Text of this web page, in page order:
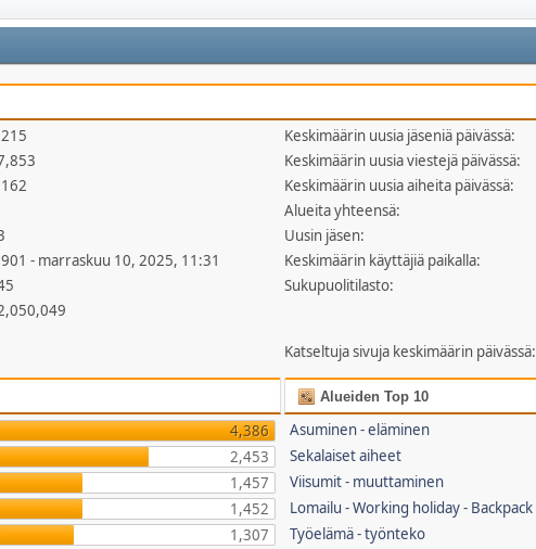
- marraskuu 10, 2025, 11:31
Keskimäärin uusia jäseniä päivässä:
Keskimäärin uusia viestejä päivässä:
Keskimäärin uusia aiheita päivässä:
Alueita yhteensä:
Uusin jäsen:
Keskimäärin käyttäjiä paikalla:
Sukupuolitilasto:
Katseltuja sivuja keskimäärin päivässä:
4,386
2,453
1,457
1,452
1,307
Alueiden Top 10
Asuminen - eläminen
Sekalaiset aiheet
Viisumit - muuttaminen
Lomailu - Working holiday - Backpack
Työelämä - työnteko